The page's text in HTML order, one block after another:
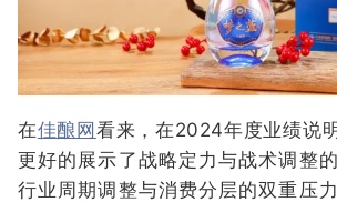
在佳酿网看来，在2024年度业绩说
更好的展示了战略定力与战术调整
行业周期调整与消费分层的双重压